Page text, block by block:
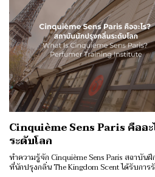
Cinquième Sens Paris คืออ
ระดับโลก
ทำความรู้จัก Cinquième Sens Paris สถาบัน
ที่นักปรุงกลิ่น The Kingdom Scent ได้รับกา